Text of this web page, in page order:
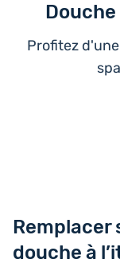
Profitez
Remplacer
douche à